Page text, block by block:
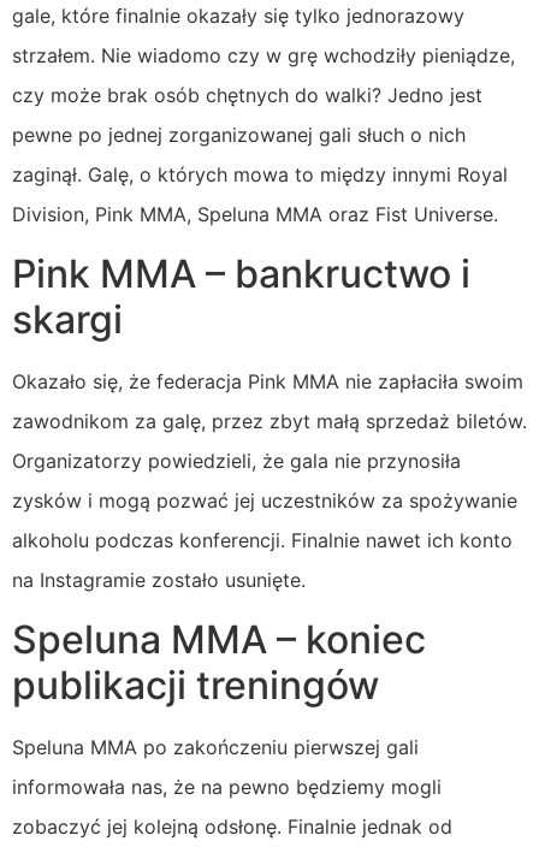
gale, które finalnie okazały się tylko jednorazowy
strzałem. Nie wiadomo czy w grę wchodziły pieniądze,
czy może brak osób chętnych do walki? Jedno jest
pewne po jednej zorganizowanej gali słuch o nich
zaginął. Galę, o których mowa to między innymi Royal
Division, Pink MMA, Speluna MMA oraz Fist Universe.
Pink MMA – bankructwo i
skargi
Okazało się, że federacja Pink MMA nie zapłaciła swoim
zawodnikom za galę, przez zbyt małą sprzedaż biletów.
Organizatorzy powiedzieli, że gala nie przynosiła
zysków i mogą pozwać jej uczestników za spożywanie
alkoholu podczas konferencji. Finalnie nawet ich konto
na Instagramie zostało usunięte.
Speluna MMA – koniec
publikacji treningów
Speluna MMA po zakończeniu pierwszej gali
informowała nas, że na pewno będziemy mogli
zobaczyć jej kolejną odsłonę. Finalnie jednak od